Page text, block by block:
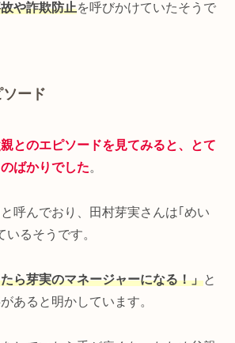
や詐欺防止を呼びかけていたそうで
ード
とのエピソードを見てみると、とて
ばかりでした。
呼んでおり、田村芽実さんは｢めい
いるそうです。
ら芽実のマネージャーになる！」と
あると明かしています。